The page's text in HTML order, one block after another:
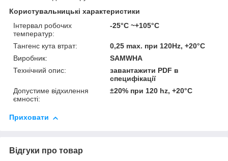
Користувальницькі характеристики
Інтервал робочих
температур:
-25°C ~+105°C
Тангенс кута втрат:
0,25 max. при 120Hz, +20°C
Виробник:
SAMWHA
Технічний опис:
завантажити PDF в
специфікації
Допустиме відхилення
ємності:
±20% при 120 hz, +20°C
Приховати
Відгуки про товар